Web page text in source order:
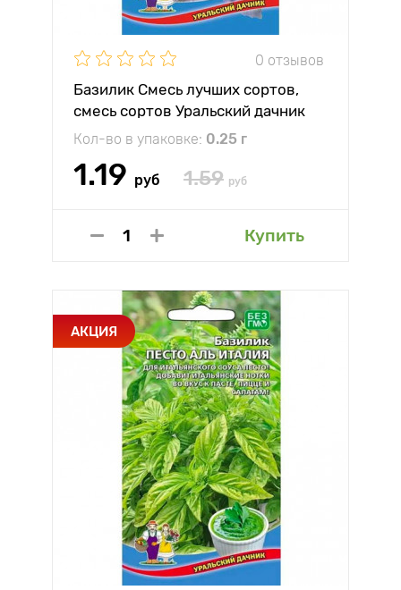
0 отзывов
Базилик Смесь лучших сортов,
смесь сортов Уральский дачник
Кол-во в упаковке: 0.25 г
1.19 руб 1.59 руб
Купить
АКЦИЯ